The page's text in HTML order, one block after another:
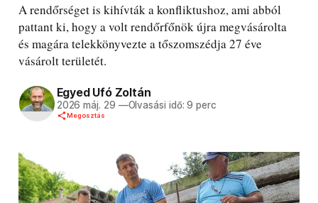
A rendőrséget is kihívták a konfliktushoz, ami abból
pattant ki, hogy a volt rendőrfőnök újra megvásárolta
és magára telekkönyvezte a tőszomszédja 27 éve
vásárolt területét.
Egyed Ufó Zoltán
2026 máj. 29 —Olvasási idő: 9 perc
Megosztás